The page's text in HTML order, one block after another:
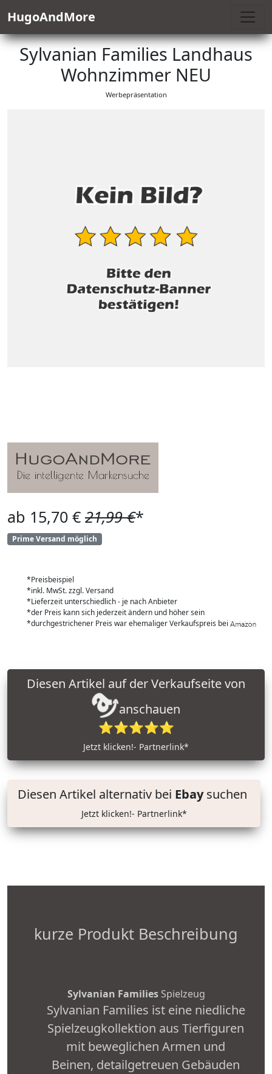
HugoAndMore
Sylvanian Families Landhaus
Wohnzimmer NEU
Werbepräsentation
ab 15,70 € 21,99 €*
Prime Versand möglich
*Preisbeispiel
*inkl. MwSt. zzgl. Versand
*Lieferzeit unterschiedlich - je nach Anbieter
*der Preis kann sich jederzeit ändern und höher sein
*durchgestrichener Preis war ehemaliger Verkaufspreis bei
anschauen
⭐⭐⭐⭐⭐
Jetzt klicken!- Partnerlink*
Diesen Artikel alternativ bei Ebaysuchen
Jetzt klicken!- Partnerlink*
kurze Produkt Beschreibung
Sylvanian FamiliesSpielzeug
Sylvanian Families ist eine niedliche
Spielzeugkollektion aus Tierfiguren
mit beweglichen Armen und
Beinen, detailgetreuen Gebäuden